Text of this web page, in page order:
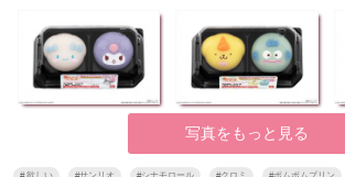
写真をもっと見る